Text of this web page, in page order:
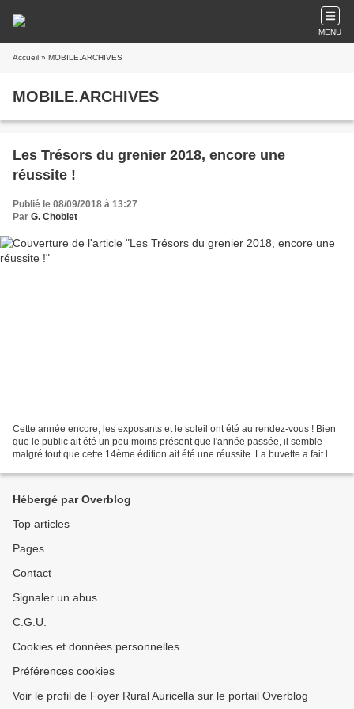
MENU
Accueil » MOBILE.ARCHIVES
MOBILE.ARCHIVES
Les Trésors du grenier 2018, encore une
réussite !
Publié le 08/09/2018 à 13:27
Par G. Choblet
Cette année encore, les exposants et le soleil ont été au rendez-vous ! Bien
que le public ait été un peu moins présent que l'année passée, il semble
malgré tout que cette 14ème édition ait été une réussite. La buvette a fait le
Hébergé par Overblog
Top articles
Pages
Contact
Signaler un abus
C.G.U.
Cookies et données personnelles
Préférences cookies
Voir le profil de Foyer Rural Auricella sur le portail Overblog